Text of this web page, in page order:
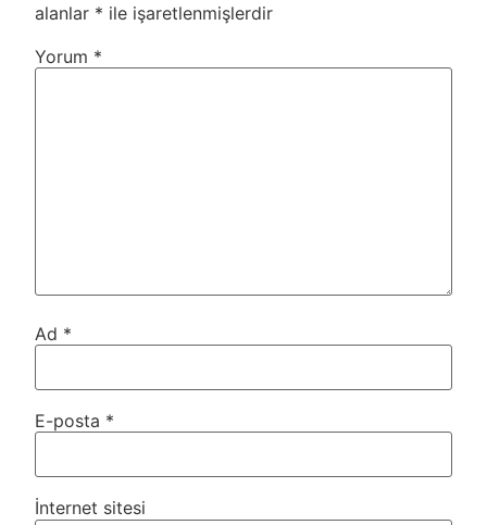
alanlar * ile işaretlenmişlerdir
Yorum *
Ad *
E-posta *
İnternet sitesi